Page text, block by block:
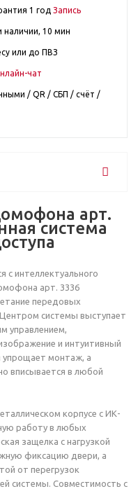
1 год Запись
наличии, 10 мин
или до ПВЗ
чат
/ QR / СБП / счёт /
арт.
система
с интеллектуального
арт. 3336
передовых
системы выступает
управлением,
и интуитивный
упрощает монтаж, а
вписывается в любой
корпусе с ИК-
работу в любых
защелка с нагрузкой
фиксацию двери, а
от перегрузок
системы. Совместимость с